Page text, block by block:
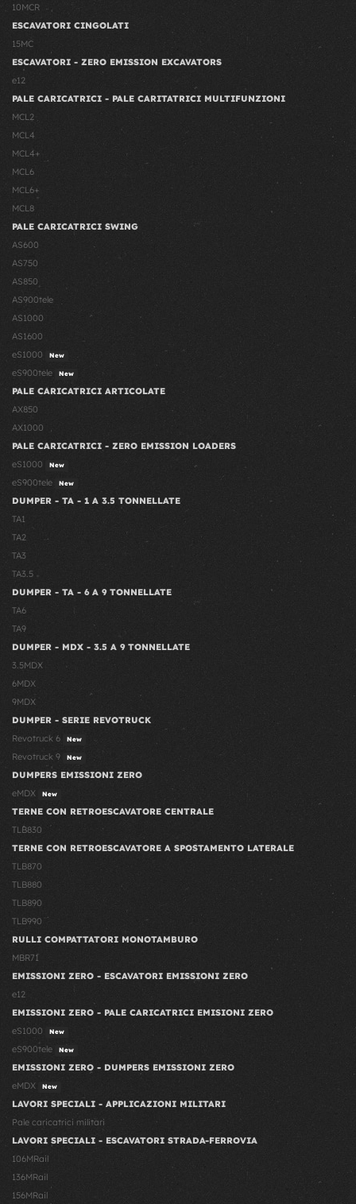
10MCR
ESCAVATORI CINGOLATI
15MC
ESCAVATORI - ZERO EMISSION EXCAVATORS
e12
PALE CARICATRICI - PALE CARITATRICI MULTIFUNZIONI
MCL2
MCL4
MCL4+
MCL6
MCL6+
MCL8
PALE CARICATRICI SWING
AS600
AS750
AS850
AS900tele
AS1000
AS1600
eS1000
New
eS900tele New
PALE CARICATRICI ARTICOLATE
AX850
AX1000
PALE CARICATRICI - ZERO EMISSION LOADERS
eS1000
New
eS900tele New
DUMPER - TA - 1 A 3.5 TONNELLATE
TA1
TA2
TA3
TA3.5
DUMPER - TA - 6 A 9 TONNELLATE
TA6
TA9
DUMPER - MDX - 3.5 A 9 TONNELLATE
3.5MDX
6MDX
9MDX
DUMPER - SERIE REVOTRUCK
Revotruck 6
New
Revotruck 9 New
DUMPERS EMISSIONI ZERO
eMDX
New
TERNE CON RETROESCAVATORE CENTRALE
TLB830
TERNE CON RETROESCAVATORE A SPOSTAMENTO LATERALE
TLB870
TLB880
TLB890
TLB990
RULLI COMPATTATORI MONOTAMBURO
MBR71
EMISSIONI ZERO - ESCAVATORI EMISSIONI ZERO
e12
EMISSIONI ZERO - PALE CARICATRICI EMISIONI ZERO
eS1000
New
eS900tele New
EMISSIONI ZERO - DUMPERS EMISSIONI ZERO
eMDX
New
LAVORI SPECIALI - APPLICAZIONI MILITARI
Pale caricatrici militari
LAVORI SPECIALI - ESCAVATORI STRADA-FERROVIA
106MRail
136MRail
156MRail